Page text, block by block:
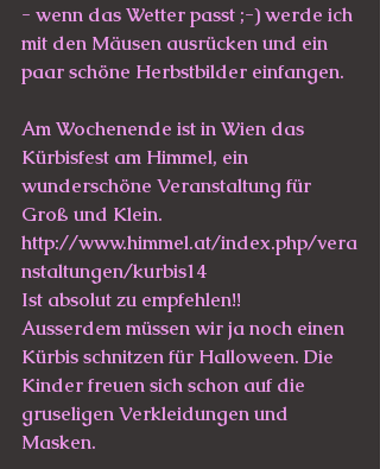
- wenn das Wetter passt ;-) werde ich
mit den Mäusen ausrücken und ein
paar schöne Herbstbilder einfangen.
Am Wochenende ist in Wien das
Kürbisfest am Himmel, ein
wunderschöne Veranstaltung für
Groß und Klein.
http://www.himmel.at/index.php/vera
nstaltungen/kurbis14
Ist absolut zu empfehlen!!
Ausserdem müssen wir ja noch einen
Kürbis schnitzen für Halloween. Die
Kinder freuen sich schon auf die
gruseligen Verkleidungen und
Masken.